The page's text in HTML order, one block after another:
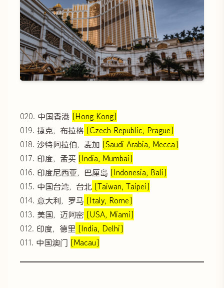
020. 中国香港 [Hong Kong]
019. 捷克，布拉格 [Czech Republic, Prague]
018. 沙特阿拉伯，麦加 [Saudi Arabia, Mecca]
017. 印度，孟买 [India, Mumbai]
016. 印度尼西亚，巴厘岛 [Indonesia, Bali]
015. 中国台湾，台北 [Taiwan, Taipei]
014. 意大利，罗马 [Italy, Rome]
013. 美国，迈阿密 [USA, Miami]
012. 印度，德里 [India, Delhi]
011. 中国澳门 [Macau]